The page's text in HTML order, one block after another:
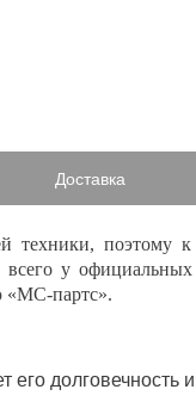
Доставка
техники, поэтому
у
«МС-партс».
его